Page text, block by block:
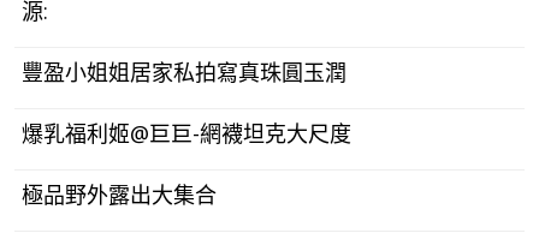
源:
豐盈小姐姐居家私拍寫真珠圓玉潤
爆乳福利姬@巨巨-網襪坦克大尺度
極品野外露出大集合